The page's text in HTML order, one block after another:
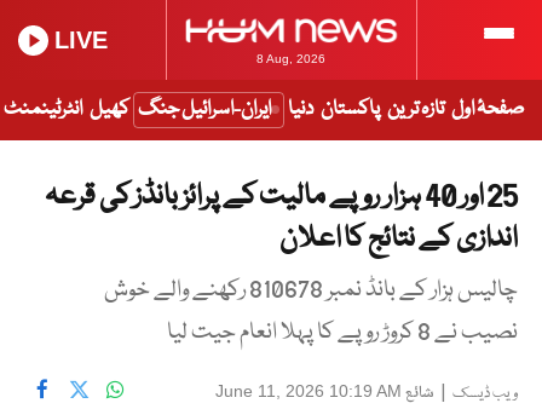
8 Aug, 2026
LIVE
صفحۂ اول تازہ ترین پاکستان دنیا ایران-اسرائیل جنگ کھیل انٹرٹینمنٹ
25 اور 40 ہزار روپے مالیت کے پرائز بانڈز کی قرعہ
اندازی کے نتائج کا اعلان
چالیس ہزار کے بانڈ نمبر 810678 رکھنے والے خوش
نصیب نے 8 کروڑ روپے کا پہلا انعام جیت لیا
ویب ڈیسک | شائع June 11, 2026 10:19 AM